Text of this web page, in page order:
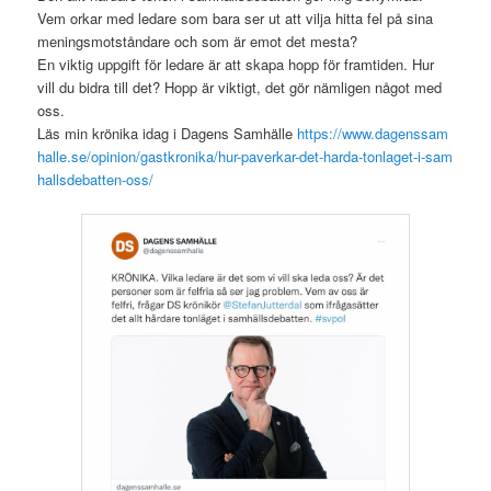
Vem orkar med ledare som bara ser ut att vilja hitta fel på sina
meningsmotståndare och som är emot det mesta?
En viktig uppgift för ledare är att skapa hopp för framtiden. Hur
vill du bidra till det? Hopp är viktigt, det gör nämligen något med
oss.
Läs min krönika idag i Dagens Samhälle https://www.dagenssam
halle.se/opinion/gastkronika/hur-paverkar-det-harda-tonlaget-i-sam
hallsdebatten-oss/